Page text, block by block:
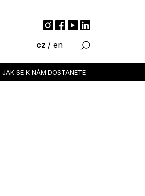
cz / en
JAK SE K NÁM DOSTANETE